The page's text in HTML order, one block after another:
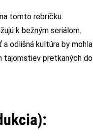
tomto rebríčku.
k bežným seriálom.
odlišná kultúra by mohla
tajomstiev pretkaných do